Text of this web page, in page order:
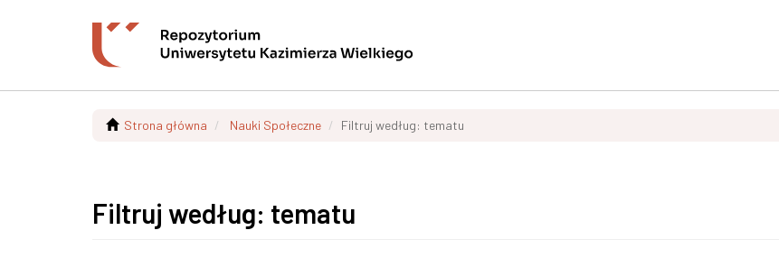
Strona główna Nauki Społeczne Filtruj według: tematu
Filtruj według: tematu